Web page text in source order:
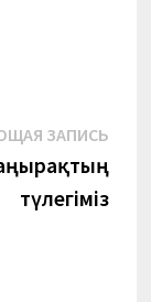
ЗАПИСЬ
түлегіміз